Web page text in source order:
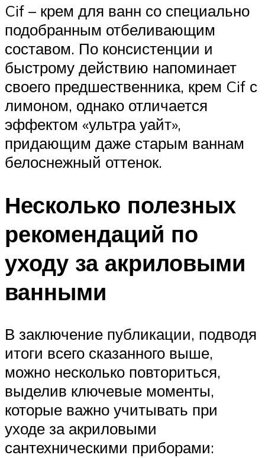
Cif – крем для ванн со специально
подобранным отбеливающим
составом. По консистенции и
быстрому действию напоминает
своего предшественника, крем Cif с
лимоном, однако отличается
эффектом «ультра уайт»,
придающим даже старым ваннам
белоснежный оттенок.
Несколько полезных
рекомендаций по
уходу за акриловыми
ванными
В заключение публикации, подводя
итоги всего сказанного выше,
можно несколько повториться,
выделив ключевые моменты,
которые важно учитывать при
уходе за акриловыми
сантехническими приборами: